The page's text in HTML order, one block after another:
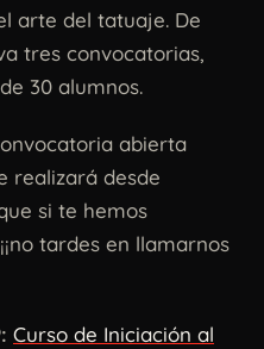
arte del tatuaje. De
tres convocatorias,
30 alumnos.
abierta
realizará desde
si te hemos
tardes en llamarnos
Curso de Iniciación al